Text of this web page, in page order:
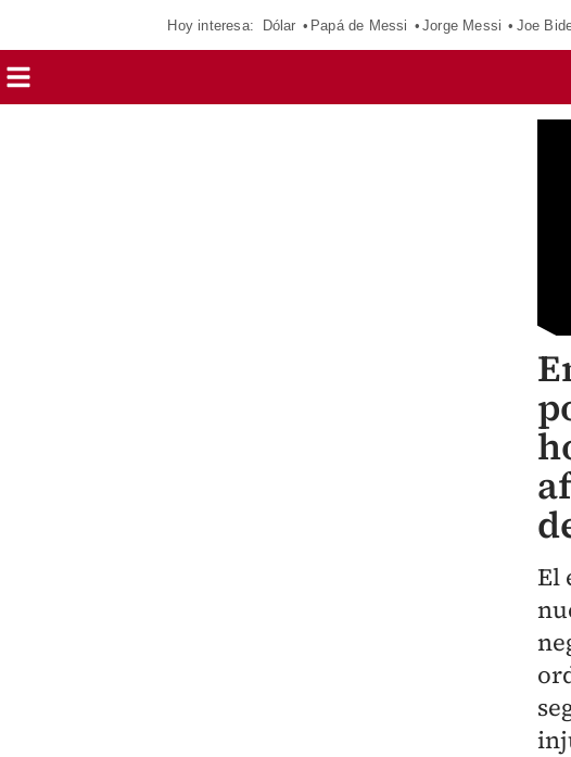
Hoy interesa: Dólar Papá de Messi Jorge Messi Joe
El